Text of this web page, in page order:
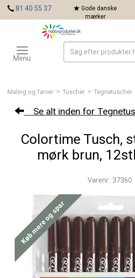
Maling og farver > Tuscher > Tegnetuscher
Se alt inden for
Colortime Tusch,
mørk brun,
Varenr.: 37360
Køb mere og spar
81 40 55 37
Gode danske
mærker
Toggle
navigation
Menu
Mærker